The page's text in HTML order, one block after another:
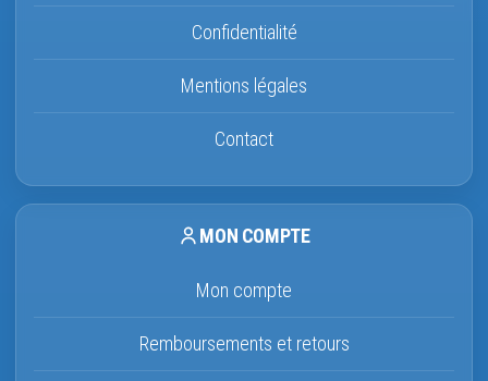
Confidentialité
Mentions légales
Contact
MON COMPTE
Mon compte
Remboursements et retours